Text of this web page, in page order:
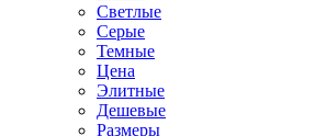
Светлые
Серые
Темные
Цена
Элитные
Дешевые
Размеры